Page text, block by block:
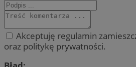
Akceptuję regulamin
oraz politykę prywatności.